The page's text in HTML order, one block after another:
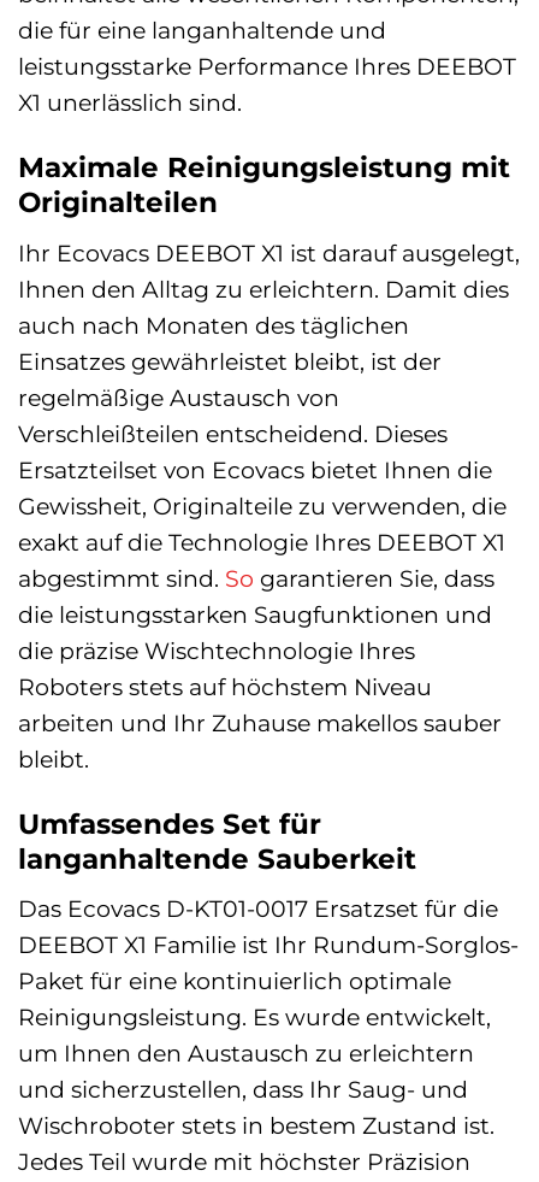
die für eine langanhaltende und
leistungsstarke Performance Ihres DEEBOT
X1 unerlässlich sind.
Maximale Reinigungsleistung mit
Originalteilen
Ihr Ecovacs DEEBOT X1 ist darauf ausgelegt,
Ihnen den Alltag zu erleichtern. Damit dies
auch nach Monaten des täglichen
Einsatzes gewährleistet bleibt, ist der
regelmäßige Austausch von
Verschleißteilen entscheidend. Dieses
Ersatzteilset von Ecovacs bietet Ihnen die
Gewissheit, Originalteile zu verwenden, die
exakt auf die Technologie Ihres DEEBOT X1
abgestimmt sind. So garantieren Sie, dass
die leistungsstarken Saugfunktionen und
die präzise Wischtechnologie Ihres
Roboters stets auf höchstem Niveau
arbeiten und Ihr Zuhause makellos sauber
bleibt.
Umfassendes Set für
langanhaltende Sauberkeit
Das Ecovacs D-KT01-0017 Ersatzset für die
DEEBOT X1 Familie ist Ihr Rundum-Sorglos-
Paket für eine kontinuierlich optimale
Reinigungsleistung. Es wurde entwickelt,
um Ihnen den Austausch zu erleichtern
und sicherzustellen, dass Ihr Saug- und
Wischroboter stets in bestem Zustand ist.
Jedes Teil wurde mit höchster Präzision